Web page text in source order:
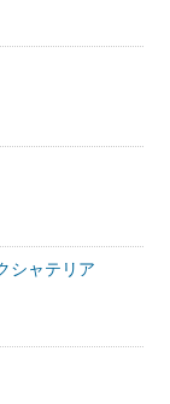
シャテリア